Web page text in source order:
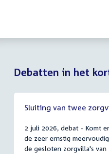
Debatten in het
Sluiting van twee
2 juli 2026, debat - Komt
de zeer ernstig
de gesloten zorgvilla's van